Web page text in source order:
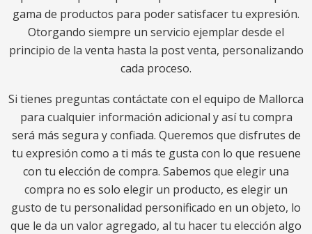
gama de productos para poder satisfacer tu expresión.
Otorgando siempre un servicio ejemplar desde el
principio de la venta hasta la post venta, personalizando
cada proceso.
Si tienes preguntas contáctate con el equipo de Mallorca
para cualquier información adicional y así tu compra
será más segura y confiada. Queremos que disfrutes de
tu expresión como a ti más te gusta con lo que resuene
con tu elección de compra. Sabemos que elegir una
compra no es solo elegir un producto, es elegir un
gusto de tu personalidad personificado en un objeto, lo
que le da un valor agregado, al tu hacer tu elección algo